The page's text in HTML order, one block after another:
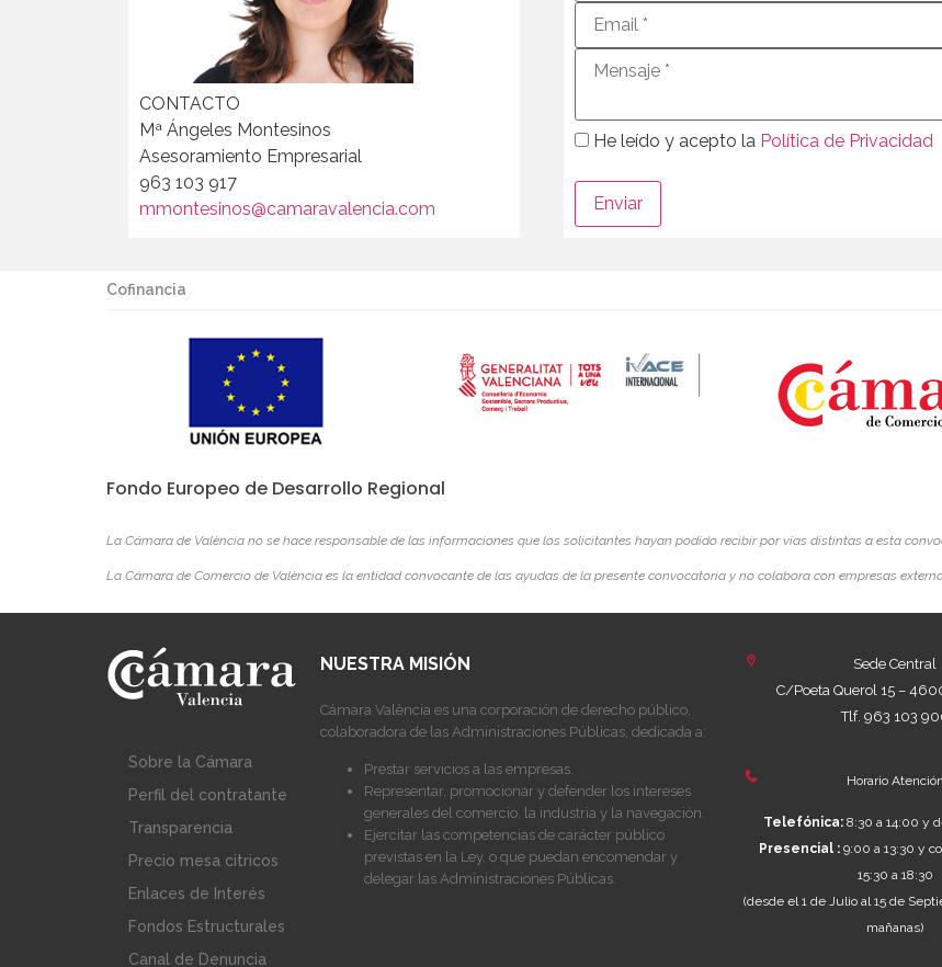
CONTACTO
Mª Ángeles Montesinos
Asesoramiento Empresarial
963 103 917
mmontesinos@camaravalencia.com
He leído y acepto la Política de Privacidad
Cofinancia
Fondo Europeo de Desarrollo Regional
La Cámara de València no se hace responsable de las informaciones que los solicitantes hayan podido recibir por vías distintas a esta
La Cámara de Comercio de València es la entidad convocante de las ayudas de la presente convocatoria y no colabora con empresas
Sobre la Cámara
Perfil del contratante
Transparencia
Precio mesa citricos
Enlaces de Interés
Fondos Estructurales
Canal de Denuncia
NUESTRA MISIÓN
Cámara València es una corporación de derecho público,
colaboradora de las Administraciones Públicas, dedicada a:
Prestar servicios a las empresas.
Representar, promocionar y defender los intereses
generales del comercio, la industria y la navegación.
Ejercitar las competencias de carácter público
previstas en la Ley, o que puedan encomendar y
delegar las Administraciones Públicas.
Sede Central
C/Poeta Querol 15 –
Tlf. 963 103
Horario Atención
Telefónica:8:30 a 14:00 y
Presencial :9:00 a 13:30 y
15:30 a 18:30
(desde el 1 de Julio al 15 de
mañanas)